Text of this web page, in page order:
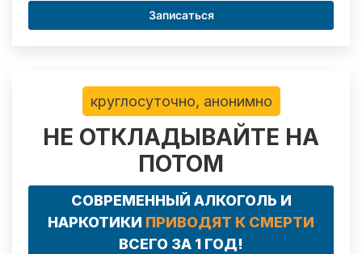
Записаться
круглосуточно, анонимно
НЕ ОТКЛАДЫВАЙТЕ НА
ПОТОМ
СОВРЕМЕННЫЙ АЛКОГОЛЬ И
НАРКОТИКИ ПРИВОДЯТ К СМЕРТИ
ВСЕГО ЗА 1 ГОД!